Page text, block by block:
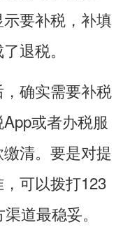
要补税，补填
退税。
确实需要补税
或者办税服
清。要是对提
可以拨打123
道最稳妥。